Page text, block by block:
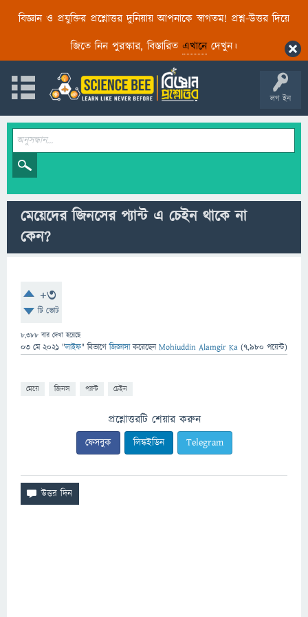
বিজ্ঞান ও প্রযুক্তির প্রশ্নোত্তর দুনিয়ায় আপনাকে স্বাগতম! প্রশ্ন-উত্তর দিয়ে
জিতে নিন পুরস্কার, বিস্তারিত এখানেদেখুন।
লগ ইন
মেয়েদের জিনসের প্যান্ট এ চেইন থাকে না
কেন?
+3
টি ভোট
8,388 বার দেখা হয়েছে
03 মে 2021 "লাইফ" বিভাগে জিজ্ঞাসাকরেছেনMohiuddin Alamgir Ka (7,980 পয়েন্ট)
মেয়ে জিনস প্যান্ট চেইন
প্রশ্নোত্তরটি শেয়ার করুন
ফেসবুক লিঙ্কইডিন Telegram